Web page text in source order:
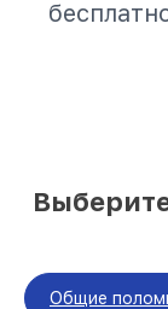
Общие